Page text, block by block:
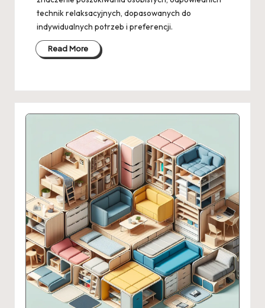
technik relaksacyjnych, dopasowanych do
indywidualnych potrzeb i preferencji.
Read More